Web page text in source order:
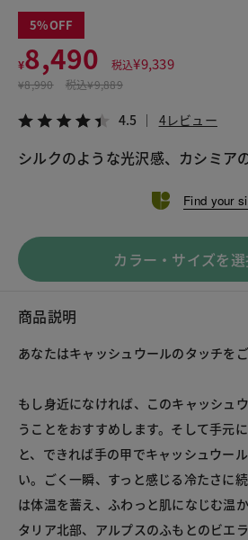
5
¥8,490 税込¥9,339
¥8,990 税込¥9,889
4.5 4レビュー
シルクのような光沢感、カシミア
Find your
カラー・サイズを
商品説明
あなたはキャッシュウールのタッチを
もし身近になければ、このキャッシュ
うことをおすすめします。そして手元
と、できれば手の甲でキャッシュウー
い。ごく一瞬、すっと感じる冷たさに
は体温を蓄え、ふわっと肌になじむ温
タリア北部、アルプスのふもとのビエ
LINE X